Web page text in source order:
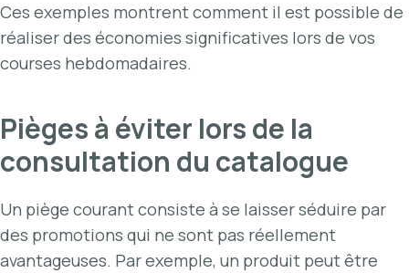
Ces exemples montrent comment il est possible de
réaliser des économies significatives lors de vos
courses hebdomadaires.
Pièges à éviter lors de la
consultation du catalogue
Un piège courant consiste à se laisser séduire par
des promotions qui ne sont pas réellement
avantageuses. Par exemple, un produit peut être